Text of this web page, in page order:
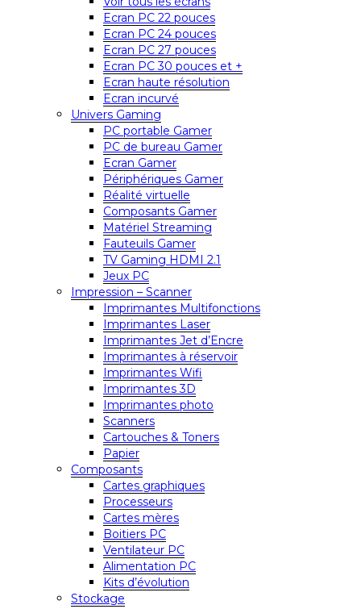
Ecran PC 22 pouces
Ecran PC 24 pouces
Ecran PC 27 pouces
Ecran PC 30 pouces et +
Ecran haute résolution
Ecran incurvé
Univers Gaming
PC portable Gamer
PC de bureau Gamer
Ecran Gamer
Périphériques Gamer
Réalité virtuelle
Composants Gamer
Matériel Streaming
Fauteuils Gamer
TV Gaming HDMI 2.1
Jeux PC
Impression – Scanner
Imprimantes Multifonctions
Imprimantes Laser
Imprimantes Jet d’Encre
Imprimantes à réservoir
Imprimantes Wifi
Imprimantes 3D
Imprimantes photo
Scanners
Cartouches & Toners
Papier
Composants
Cartes graphiques
Processeurs
Cartes mères
Boitiers PC
Ventilateur PC
Alimentation PC
Kits d’évolution
Stockage